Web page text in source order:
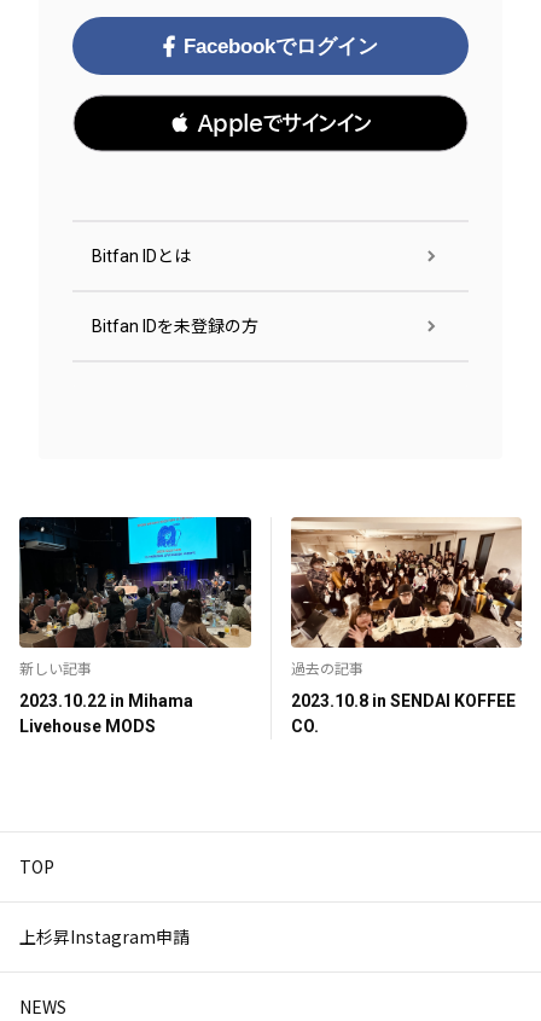
Facebookでログイン
 Appleでサインイン
Bitfan IDとは
Bitfan IDを未登録の方
新しい記事
2023.10.22 in Mihama
Livehouse MODS
過去の記事
2023.10.8 in SENDAI KOFFEE
CO.
TOP
上杉昇Instagram申請
NEWS